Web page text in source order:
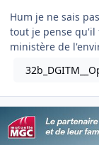
Hum je ne sais
tout je pense qu'il
ministère de